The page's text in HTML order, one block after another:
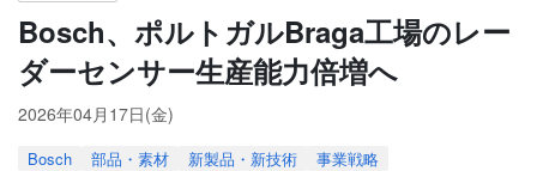
Bosch、ポルトガルBraga工場のレー
ダーセンサー生産能力倍増へ
2026年04月17日(金)
Bosch 部品・素材 新製品・新技術 事業戦略